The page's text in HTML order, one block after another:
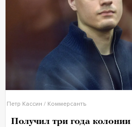
Петр Кассин / Коммерсантъ
Получил три года колонии